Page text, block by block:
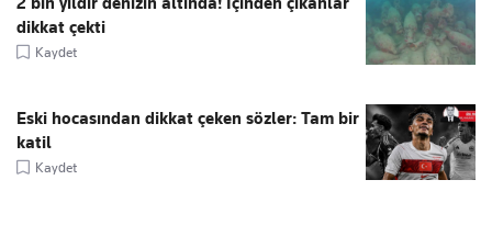
dikkat çekti
Kaydet
Eski hocasından dikkat çeken sözler: Tam bir
katil
Kaydet